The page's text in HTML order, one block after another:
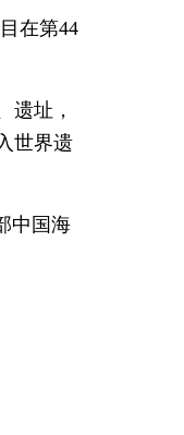
在第44
遗址，
世界遗
中国海